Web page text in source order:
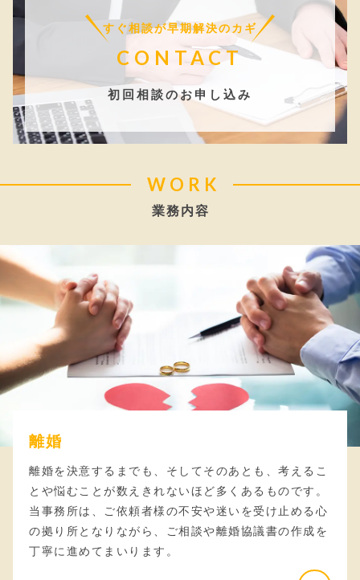
すぐ相談が早期解決のカギ
CONTACT
初回相談のお申し込み
WORK
業務内容
離婚
離婚を決意するまでも、そしてそのあとも、考えるこ
とや悩むことが数えきれないほど多くあるものです。
当事務所は、ご依頼者様の不安や迷いを受け止める心
の拠り所となりながら、ご相談や離婚協議書の作成を
丁寧に進めてまいります。